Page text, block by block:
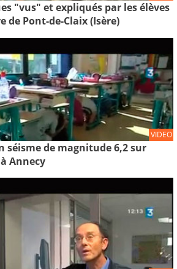
"vus" et expliqués par les élèves
de Pont-de-Claix (Isère)
VIDEO
séisme de magnitude 6,2 sur
Annecy